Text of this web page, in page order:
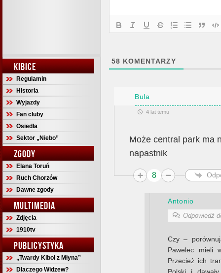
KIBICE
Regulamin
Historia
Wyjazdy
Fan cluby
Osiedla
Sektor „Niebo”
ZGODY
Elana Toruń
Ruch Chorzów
Dawne zgody
MULTIMEDIA
Zdjęcia
1910tv
PUBLICYSTYKA
„Twardy Kibol z Młyna”
Dlaczego Widzew?
58 KOMENTARZY
Bula
4 lat temu
Może central park ma
napastnik
8
Antonio
Odpowiedź
Czy –
Pawelec mieli
Przecież ich